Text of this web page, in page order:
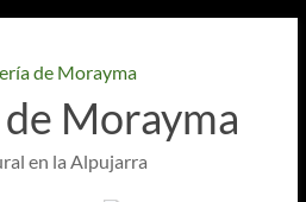
Morayma
en la Alpujarra